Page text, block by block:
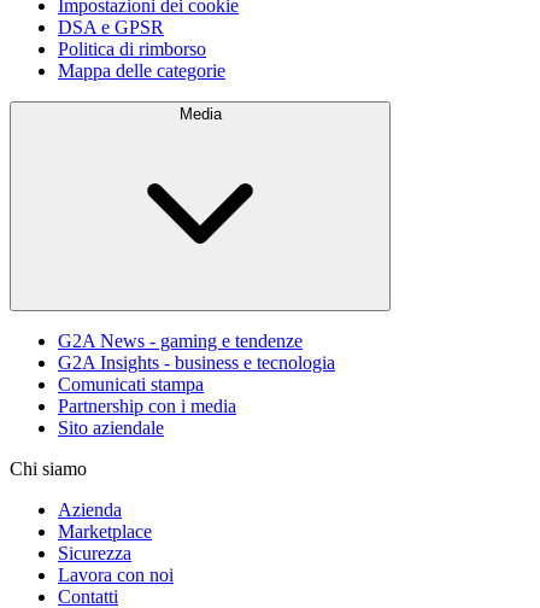
Impostazioni dei cookie
DSA e GPSR
Politica di rimborso
Mappa delle categorie
Media
G2A News - gaming e tendenze
G2A Insights - business e tecnologia
Comunicati stampa
Partnership con i media
Sito aziendale
Chi siamo
Azienda
Marketplace
Sicurezza
Lavora con noi
Contatti